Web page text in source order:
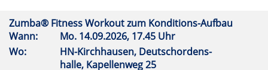
Zumba® Fitness Workout zum Konditions-Aufbau
Wann:
Mo. 14.09.2026, 17.45 Uhr
Wo:
HN-Kirchhausen, Deutschordens-
halle, Kapellenweg 25